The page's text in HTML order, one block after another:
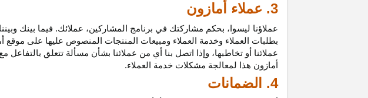
3. عملاء أمازون
عملاؤنا ليسوا، بحكم مشاركتك في برنامج المشاركين، عملائك. فيما بينك
بطلبات العملاء وخدمة العملاء ومبيعات المنتجات المنصوص عليها على
عملائنا أو تخاطبها، وإذا اتصل بنا أي من عملائنا بشأن مسألة تتعلق
أمازون هذا لمعالجة مشكلات خدمة العملاء.
4. الضمانات